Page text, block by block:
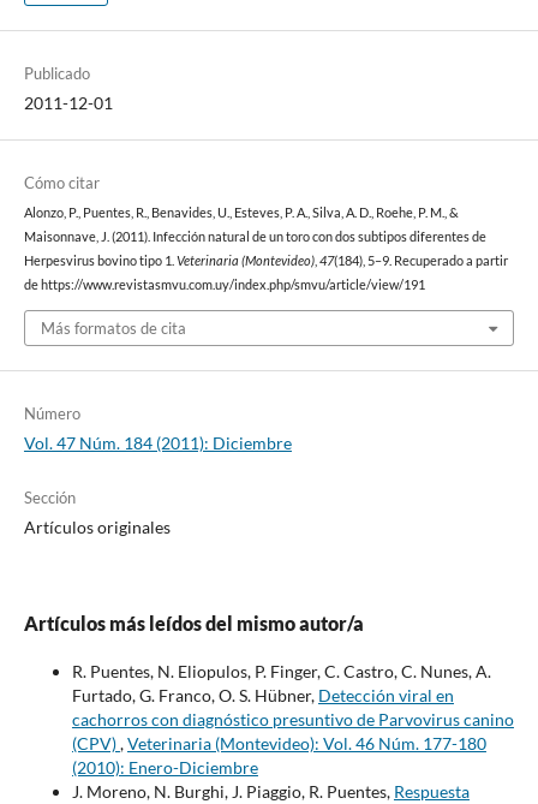
Publicado
2011-12-01
Cómo citar
Alonzo, P., Puentes, R., Benavides, U., Esteves, P. A., Silva, A. D., Roehe, P. M., &
Maisonnave, J. (2011). Infección natural de un toro con dos subtipos diferentes de
Herpesvirus bovino tipo 1. Veterinaria (Montevideo), 47(184), 5–9. Recuperado a partir
de https://www.revistasmvu.com.uy/index.php/smvu/article/view/191
Más formatos de cita
Número
Vol. 47 Núm. 184 (2011): Diciembre
Sección
Artículos originales
Artículos más leídos del mismo autor/a
R. Puentes, N. Eliopulos, P. Finger, C. Castro, C. Nunes, A.
Furtado, G. Franco, O. S. Hübner, Detección viral en
cachorros con diagnóstico presuntivo de Parvovirus canino
(CPV),Veterinaria (Montevideo): Vol. 46 Núm. 177-180
(2010): Enero-Diciembre
J. Moreno, N. Burghi, J. Piaggio, R. Puentes, Respuesta